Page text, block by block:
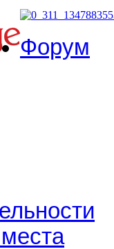
Форум